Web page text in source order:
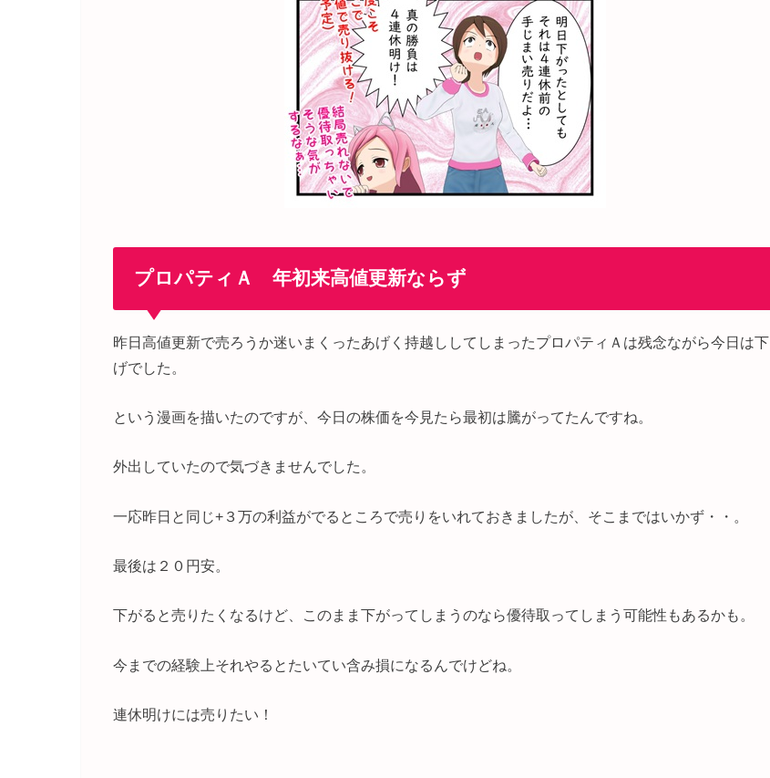
プロパティＡ 年初来高値更新ならず
昨日高値更新で売ろうか迷いまくったあげく持越ししてしまったプロパティＡは残念ながら今日は下
げでした。
という漫画を描いたのですが、今日の株価を今見たら最初は騰がってたんですね。
外出していたので気づきませんでした。
一応昨日と同じ+３万の利益がでるところで売りをいれておきましたが、そこまではいかず・・。
最後は２０円安。
下がると売りたくなるけど、このまま下がってしまうのなら優待取ってしまう可能性もあるかも。
今までの経験上それやるとたいてい含み損になるんでけどね。
連休明けには売りたい！